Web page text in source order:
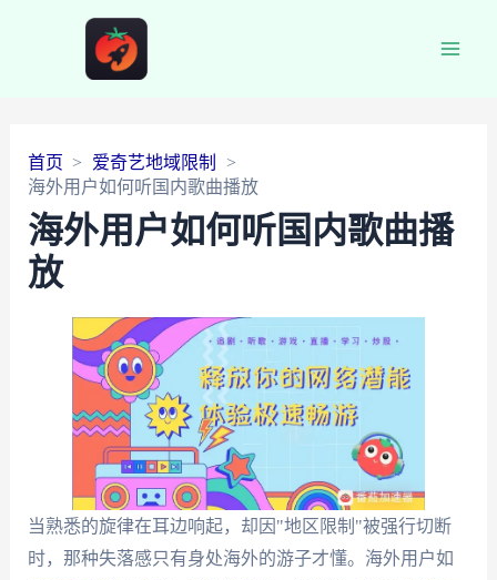
首页
爱奇艺地域限制
海外用户如何听国内歌曲播放
海外用户如何听国内歌曲播
放
当熟悉的旋律在耳边响起，却因"地区限制"被强行切断
时，那种失落感只有身处海外的游子才懂。海外用户如